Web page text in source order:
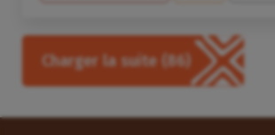
Charger la suite (86)